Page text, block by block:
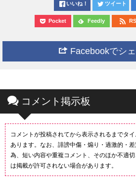
いいね！ ツイート
Pocket Feedly
Facebookでシ
コメント掲示板
コメントが投稿されてから表示されるまでタ
あります。なお、誹謗中傷・煽り・過激的・
為、短い内容や重複コメント、そのほか不適
は掲載が許可されない場合があります。